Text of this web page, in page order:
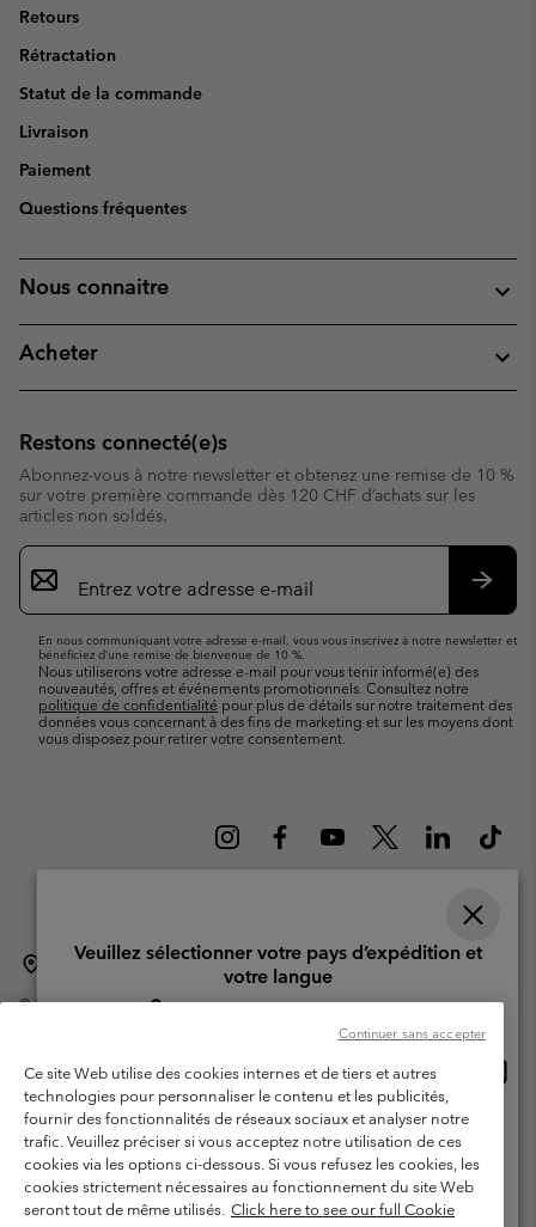
Retours
Rétractation
Statut de la commande
Livraison
Paiement
Questions fréquentes
Nous connaitre
Acheter
Restons connecté(e)s
Abonnez-vous à notre newsletter et obtenez une remise de 10 %
sur votre première commande dès 120 CHF d’achats sur les
articles non soldés.
Inscription
par
e-
En nous communiquant votre adresse e-mail, vous vous inscrivez à notre newsletter et
bénéficiez d’une remise de bienvenue de 10 %.
Nous utiliserons votre adresse e-mail pour vous tenir informé(e) des
nouveautés, offres et événements promotionnels. Consultez notre
politique de confidentialité pour plus de détails sur notre traitement des
données vous concernant à des fins de marketing et sur les moyens dont
vous disposez pour retirer votre consentement.
Suisse (français) | English ›| Deutsch › | italiano ›
©2026Columbia Sportswear Company. Avenue des Morgines, 12 1213
Garanties Légales
Politique de confidentialité
Conditions d'utilisation - Membres
Conditions D'utilisation - Contenu généré par l'utilisateur
Impressum
Cookies
Ce site Web utilise des cookies internes et de tiers et autres
technologies pour personnaliser le contenu et les publicités,
fournir des fonctionnalités de réseaux sociaux et analyser notre
trafic. Veuillez préciser si vous acceptez notre utilisation de ces
cookies via les options ci-dessous. Si vous refusez les cookies, les
cookies strictement nécessaires au fonctionnement du site Web
seront tout de même utilisés. Click here to see our full Cookie
Continuer sans accepter
Veuillez sélectionner votre pays d’expédition et
votre langue
United States
Switzerland-English
Switzerland-Deutsch